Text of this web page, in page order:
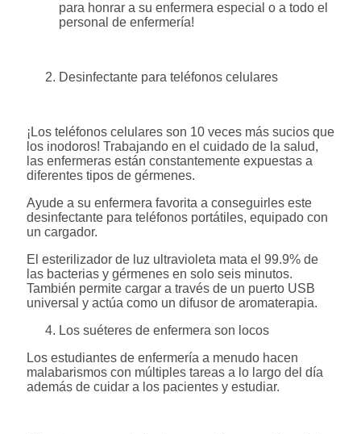
para honrar a su enfermera especial o a todo el
personal de enfermería!
Desinfectante para teléfonos celulares
¡Los teléfonos celulares son 10 veces más sucios que
los inodoros! Trabajando en el cuidado de la salud,
las enfermeras están constantemente expuestas a
diferentes tipos de gérmenes.
Ayude a su enfermera favorita a conseguirles este
desinfectante para teléfonos portátiles, equipado con
un cargador.
El esterilizador de luz ultravioleta mata el 99.9% de
las bacterias y gérmenes en solo seis minutos.
También permite cargar a través de un puerto USB
universal y actúa como un difusor de aromaterapia.
Los suéteres de enfermera son locos
Los estudiantes de enfermería a menudo hacen
malabarismos con múltiples tareas a lo largo del día
además de cuidar a los pacientes y estudiar.